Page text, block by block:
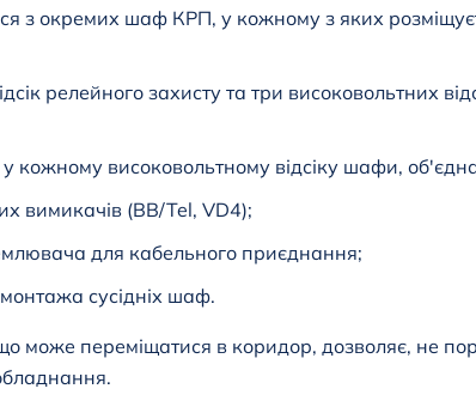
з окремих шаф КРП, у кожному з яких
релейного захисту та три високовольтних
кожному високовольтному відсіку шафи,
вимикачів (BB/Tel, VD4);
для кабельного приєднання;
сусідніх шаф.
може переміщатися в коридор, дозволяє, не